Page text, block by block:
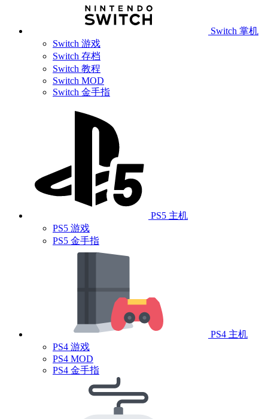
Switch 掌机
Switch 游戏
Switch 存档
Switch 教程
Switch MOD
Switch 金手指
PS5 主机
PS5 游戏
PS5 金手指
PS4 主机
PS4 游戏
PS4 MOD
PS4 金手指